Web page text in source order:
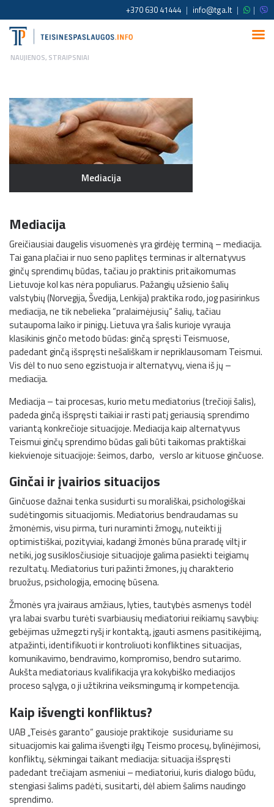
+370 630 41444 | info@tga.lt | |
NAUJIENOS, STRAIPSNIAI
Mediacija
Mediacija
Greičiausiai daugelis visuomenės yra girdėję terminą – mediacija.
Tai gana plačiai ir nuo seno paplitęs terminas ir alternatyvus
ginčų sprendimų būdas, tačiau jo praktinis pritaikomumas
Lietuvoje kol kas nėra populiarus. Pažangių užsienio šalių
valstybių (Norvegija, Švedija, Lenkija) praktika rodo, jog pasirinkus
mediacija, ne tik nebelieka “pralaimėjusių“ šalių, tačiau
sutaupoma laiko ir pinigų. Lietuva yra šalis kurioje vyrauja
klasikinis ginčo metodo būdas: ginčą spręsti Teismuose,
padedant ginčą išspręsti nešališkam ir nepriklausomam Teismui.
Vis dėl to nuo seno egzistuoja ir alternatyvų, viena iš jų –
mediacija.
Mediacija – tai procesas, kurio metu mediatorius (trečioji šalis),
padeda ginčą išspręsti taikiai ir rasti patį geriausią sprendimo
variantą konkrečioje situacijoje. Mediacija kaip alternatyvus
Teismui ginčų sprendimo būdas gali būti taikomas praktiškai
kiekvienoje situacijoje: šeimos, darbo, verslo ar kituose ginčuose.
Ginčai ir įvairios situacijos
Ginčuose dažnai tenka susidurti su morališkai, psichologiškai
sudėtingomis situacijomis. Mediatorius bendraudamas su
žmonėmis, visu pirma, turi nuraminti žmogų, nuteikti jį
optimistiškai, pozityviai, kadangi žmonės būna praradę viltį ir
netiki, jog susiklosčiusioje situacijoje galima pasiekti teigiamų
rezultatų. Mediatorius turi pažinti žmones, jų charakterio
bruožus, psichologija, emocinę būsena.
Žmonės yra įvairaus amžiaus, lyties, tautybės asmenys todėl
yra labai svarbu turėti svarbiausių mediatoriui reikiamų savybių:
gebėjimas užmegzti ryšį ir kontaktą, įgauti asmens pasitikėjimą,
atpažinti, identifikuoti ir kontroliuoti konfliktines situacijas,
komunikavimo, bendravimo, kompromiso, bendro sutarimo.
Aukšta mediatoriaus kvalifikacija yra kokybiško mediacijos
proceso sąlyga, o ji užtikrina veiksmingumą ir kompetencija.
Kaip išvengti konfliktus?
UAB „Teisės garanto“ gausioje praktikoje susiduriame su
situacijomis kai galima išvengti ilgų Teismo procesų, bylinėjimosi,
konfliktų, sėkmingai taikant mediacija: situacija išspręsti
padedant trečiajam asmeniui – mediatoriui, kuris dialogo būdu,
stengiasi šalims padėti, susitarti, dėl abiem šalims naudingo
sprendimo.